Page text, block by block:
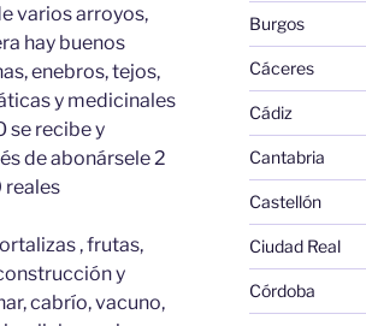
varios arroyos,
hay buenos
enebros, tejos,
y medicinales
se recibe y
de abonársele 2
reales
, frutas,
y
cabrío, vacuno,
Burgos
Cáceres
Cádiz
Cantabria
Castellón
Ciudad Real
Córdoba